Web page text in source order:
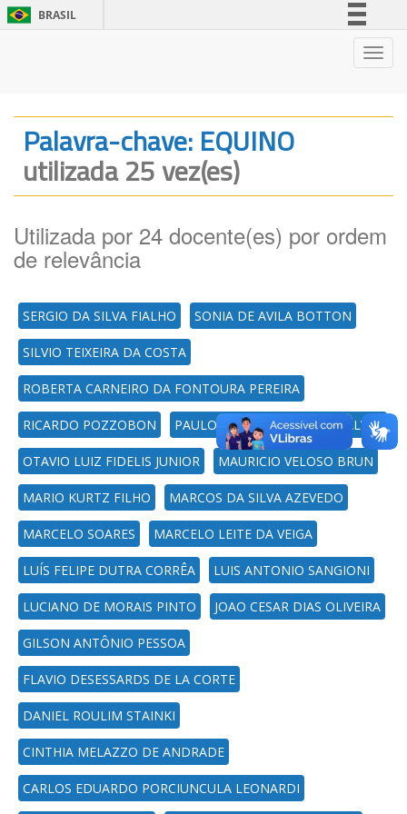
BRASIL
Legislação
Palavra-chave: EQUINO
utilizada 25 vez(es)
Utilizada por 24 docente(es) por ordem
de relevância
SERGIO DA SILVA FIALHO SONIA DE AVILA BOTTON
SILVIO TEIXEIRA DA COSTA
ROBERTA CARNEIRO DA FONTOURA PEREIRA
RICARDO POZZOBON PAULO BAYARD DIAS GONCALVES
OTAVIO LUIZ FIDELIS JUNIOR MAURICIO VELOSO BRUN
MARIO KURTZ FILHO MARCOS DA SILVA AZEVEDO
MARCELO SOARES MARCELO LEITE DA VEIGA
LUÍS FELIPE DUTRA CORRÊA LUIS ANTONIO SANGIONI
LUCIANO DE MORAIS PINTO JOAO CESAR DIAS OLIVEIRA
GILSON ANTÔNIO PESSOA
FLAVIO DESESSARDS DE LA CORTE
DANIEL ROULIM STAINKI
CINTHIA MELAZZO DE ANDRADE
CARLOS EDUARDO PORCIUNCULA LEONARDI